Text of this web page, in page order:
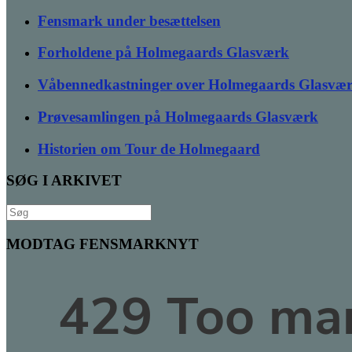
Fensmark under besættelsen
Forholdene på Holmegaards Glasværk
Våbennedkastninger over Holmegaards
Prøvesamlingen på Holmegaards Glasværk
Historien om Tour de Holmegaard
SØG I ARKIVET
Søg
efter:
MODTAG FENSMARKNYT